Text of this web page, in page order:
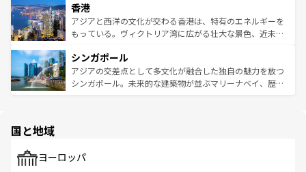
とつ。フォーやバインミー、ベトナムコーヒーなどは、ぜ
ひ現地で味わいたい。どの地域を訪れてもあたたかい人々
が旅行者を迎えてくれるので、きっと忘れられない旅にな
参照してほしい。
の活気が交差している。北部ではチェンマイなどの山岳地
帯で自然と触れ合い、南部ではプーケットやクラビの美し
いビーチでリゾート気分を楽しむことができる。タイ料理
激する。気候は一年中温暖で、どの季節にも異なる楽しみ
が待っている。親しみやすいタイの人々、仏教を中心とし
た文化、そして多様な観光資源が、訪れる旅人を魅了し続
香港
アジアと西洋の文化が交わる香港は、特有のエネルギーを
もっている。ヴィクトリア湾に広がる壮大な景色、近未来
み、どこを訪れても感動するはず。観光スポットが密集し
ており、効率よく見どころを回れるのも魅力。息をのむよ
うな絶景から文化的な体験まで、香港を存分に楽しみ尽く
シンガポール
アジアの交差点として多文化が融合した独自の魅力を放つ
シンガポール。未来的な建築物が並ぶマリーナベイ、歴史
で、ホーカーズは地元の風情を楽しめる外せないスポット
国と地域
ヨーロッパ